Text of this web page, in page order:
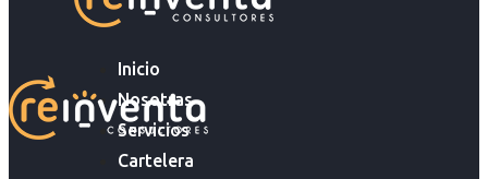
Inicio
Nosotras
Servicios
Cartelera